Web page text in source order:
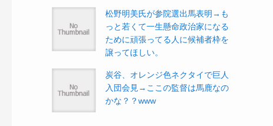
松野明美氏が参院選出馬表明→も
っと若くて一生懸命政治家になる
ために頑張ってる人に候補者枠を
譲ってほしい。
炭谷、オレンジ色ネクタイで巨人
入団会見→ここの監督は馬鹿なの
かな？？www